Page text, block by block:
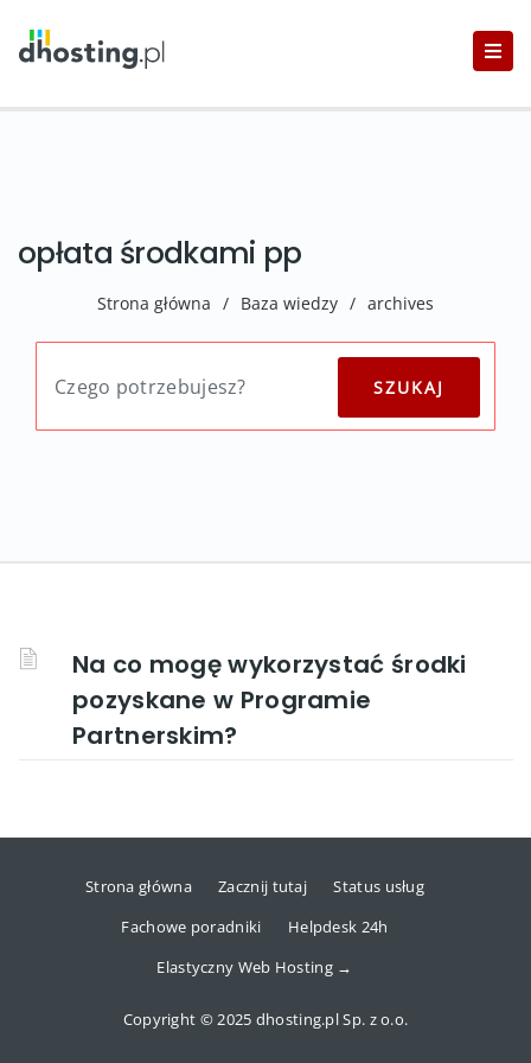
opłata środkami pp
Strona główna / Baza wiedzy / archives
Na co mogę wykorzystać środki
pozyskane w Programie
Partnerskim?
Strona główna Zacznij tutaj
Status usług
Fachowe poradniki
Helpdesk 24h
Elastyczny Web Hosting →
Copyright © 2025 dhosting.pl Sp. z o.o.